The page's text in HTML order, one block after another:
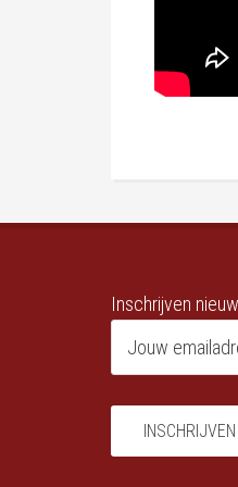
Inschrijven